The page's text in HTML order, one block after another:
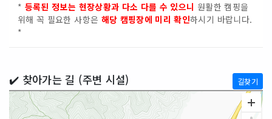
* 등록된 정보는 현장상황과 다소 다를 수 있으니 원활한 캠핑을
위해 꼭 필요한 사항은 해당 캠핑장에 미리 확인하시기 바랍니다.
*
✔️ 찾아가는 길 (주변 시설) 길찾기